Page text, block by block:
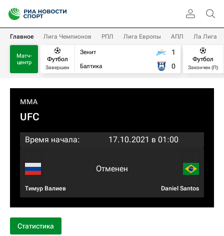
Главное Лига Чемпионов РПЛ Лига Европы АПЛ Ла Лига
Матч-
центр
Футбол
Завершен
Зенит
Балтика
1
0
Футбол
Закончен (П)
MMA
UFC
Время начала: 17.10.2021 в 01:00
Тимур Валиев
Отменен
Daniel Santos
Статистика